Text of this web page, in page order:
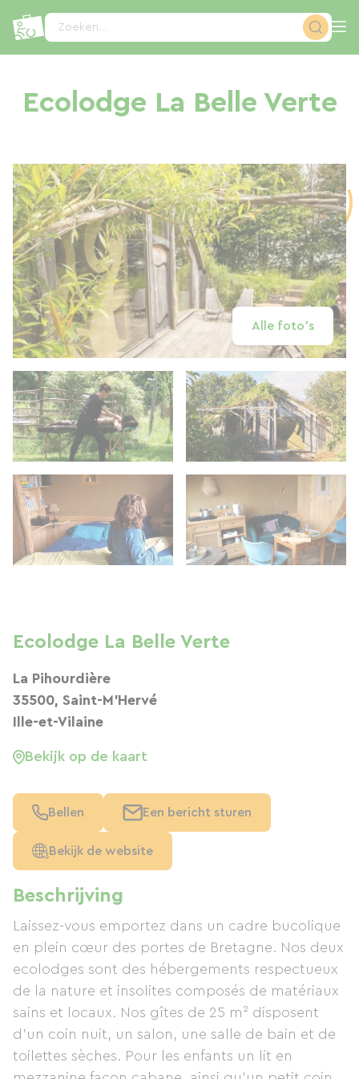
Zoeken...
Ecolodge La Belle Verte
Alle foto's
Beschrijving
Laissez-vous emportez dans un cadre bucolique
en plein cœur des portes de Bretagne. Nos deux
ecolodges sont des hébergements respectueux
de la nature et insolites composés de matériaux
sains et locaux. Nos gîtes de 25 m² disposent
d'un coin nuit, un salon, une salle de bain et de
toilettes sèches. Pour les enfants un lit en
Ecolodge La Belle Verte
La Pihourdière
35500, Saint-M'Hervé
Ille-et-Vilaine
Bekijk op de kaart
Bellen Een bericht sturen
Bekijk de website
Cookies beheer paneel